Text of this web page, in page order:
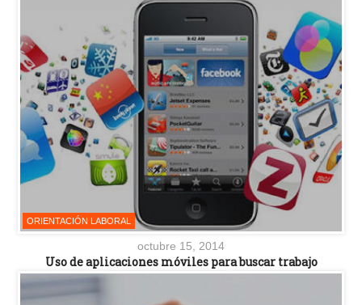
ORIENTACIÓN LABORAL
octubre 15, 2014
Uso de aplicaciones móviles para buscar trabajo